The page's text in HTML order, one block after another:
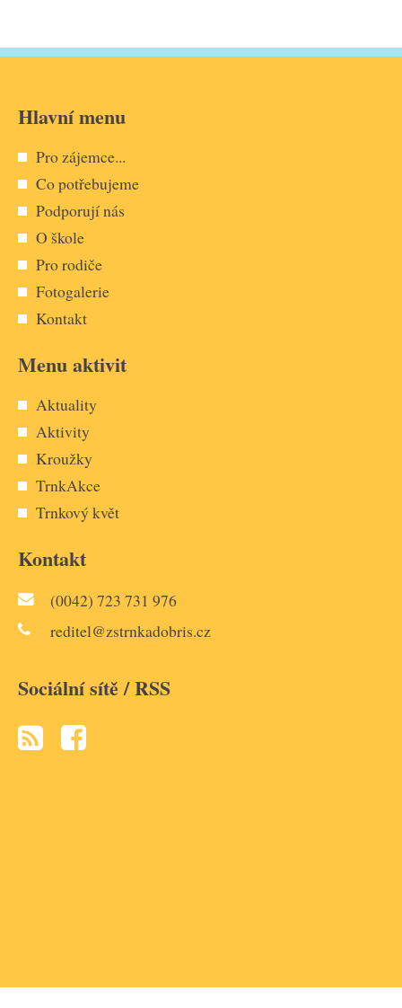
Hlavní menu
Pro zájemce...
Co potřebujeme
Podporují nás
O škole
Pro rodiče
Fotogalerie
Kontakt
Menu aktivit
Aktuality
Aktivity
Kroužky
TrnkAkce
Trnkový květ
Kontakt
(0042) 723 731 976
reditel@zstrnkadobris.cz
Sociální sítě / RSS